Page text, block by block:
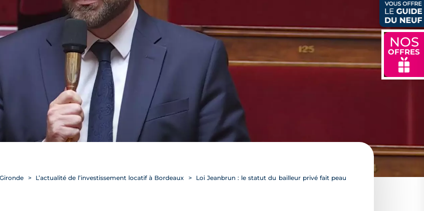
NOS
OFFRES
🎁
L’actualité de l’investissement locatif à Bordeaux Loi Jeanbrun : le statut du bailleur privé fait peau